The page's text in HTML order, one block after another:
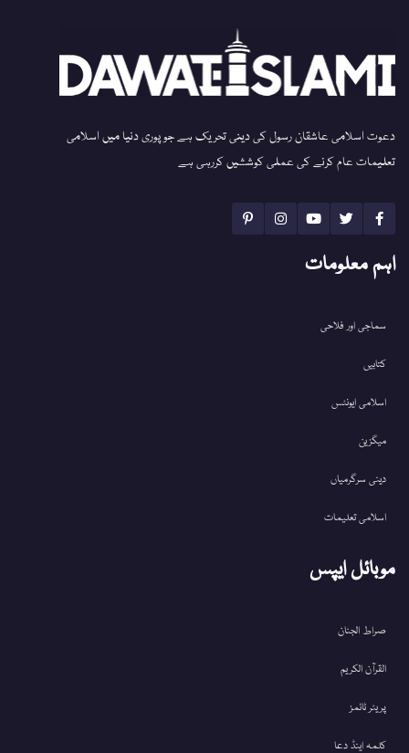
دعوت اسلامی عاشقان رسول کی دینی تحریک ہے جو پوری دنیا میں اسلامی
تعلیمات عام کرنے کی عملی کوششیں کررہی ہے
اہم معلومات
سماجی اور فلاحی
کتابیں
اسلامی ایونٹس
میگزین
دینی سرگرمیاں
اسلامی تعلیمات
موبائل ایپس
صراط الجنان
القرآن الکریم
پریئر ٹائمز
کلمہ اینڈ دعا